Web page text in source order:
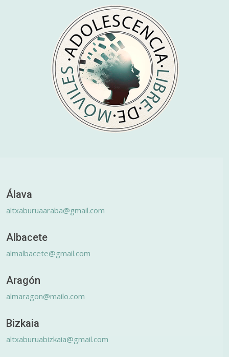
Álava
altxaburuaaraba@gmail.com
Albacete
almalbacete@gmail.com
Aragón
almaragon@mailo.com
Bizkaia
altxaburuabizkaia@gmail.com